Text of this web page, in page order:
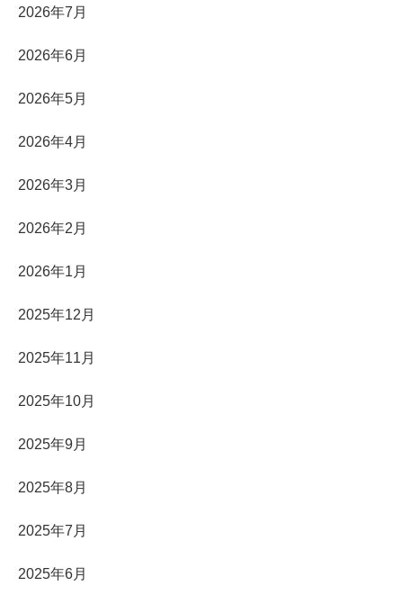
2026年7月
2026年6月
2026年5月
2026年4月
2026年3月
2026年2月
2026年1月
2025年12月
2025年11月
2025年10月
2025年9月
2025年8月
2025年7月
2025年6月